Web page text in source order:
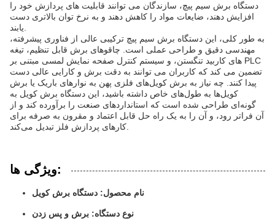
دستگاه برش سیم پیچ، سازندگان می توانند قابلیت های پردازش خود را
افزایش دهند، ضایعات مواد را کاهش دهند و به نرخ توان بالاتری دست
به طور کلی، این دستگاه برش سیم پیچ ترکیبی عالی از فناوری پیشرفته،
مهندسی دقیق و طراحی عملی است. چاقوهای برش قابل تنظیم، تیغه
های کاربید تنگستن، و سیستم کنترل صفحه نمایش لمسی مبتنی بر PLC
تضمین می کند که کاربران می توانند به دقت برش و کارایی عالی دست
پیدا کنند. چه نیاز به برش کویل‌های فلزی پهن به نوارهای باریک یا برش
کویل‌ها به طول‌های خاص داشته باشید، این دستگاه برش کویل به
گونه‌ای طراحی شده است که استانداردهای صنعت را برآورده کند و از
آن فراتر رود، و آن را به یک راه حل قابل اعتماد و مقرون به صرفه برای
ویژگی ها:
نام محصول: دستگاه برش کویل
نوع دستگاه: برش و پس زدن